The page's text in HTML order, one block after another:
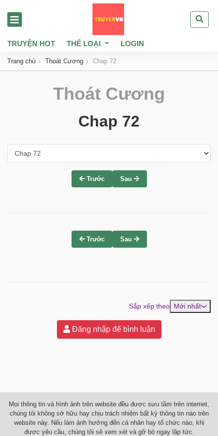
TRUYỆN HOT THỂ LOẠI LOGIN
Trang chủ Thoát Cương Chap 72
Thoát Cương
Chap 72
Trước Sau
Trước Sau
Sắp xếp theo Mới nhất
Đăng nhập để bình luận
Mọi thông tin và hình ảnh trên website đều được sưu tầm trên internet,
chúng tôi không sở hữu hay chịu trách nhiệm bất kỳ thông tin nào trên
website này. Nếu làm ảnh hưởng đến cá nhân hay tổ chức nào, khi
được yêu cầu, chúng tôi sẽ xem xét và gỡ bỏ ngay lập tức.